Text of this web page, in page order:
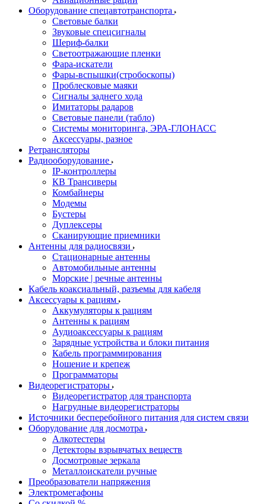
Оборудование спецавтотранспорта
Световые балки
Звуковые спецсигналы
Шериф-балки
Светоотражающие пленки
Фара-искатели
Фары-вспышки(стробоскопы)
Проблесковые маяки
Сигналы заднего хода
Имитаторы радаров
Световые панели (табло)
Системы мониторинга, ЭРА-ГЛОНАСС
Аксессуары, разное
Ретрансляторы
Радиооборудование
IP-контроллеры
КВ Трансиверы
Комбайнеры
Модемы
Бустеры
Дуплексеры
Сканирующие приемники
Антенны для радиосвязи
Стационарные антенны
Автомобильные антенны
Морские | речные антенны
Кабель коаксиальный, разъемы для кабеля
Аксессуары к рациям
Аккумуляторы к рациям
Антенны к рациям
Аудиоаксессуары к рациям
Зарядные устройства и блоки питания
Кабель программирования
Ношение и крепеж
Программаторы
Видеорегистраторы
Видеорегистратор для транспорта
Нагрудные видеорегистраторы
Источники бесперебойного питания для систем связи
Оборудование для досмотра
Алкотестеры
Детекторы взрывчатых веществ
Досмотровые зеркала
Металлоискатели ручные
Преобразователи напряжения
Электромегафоны